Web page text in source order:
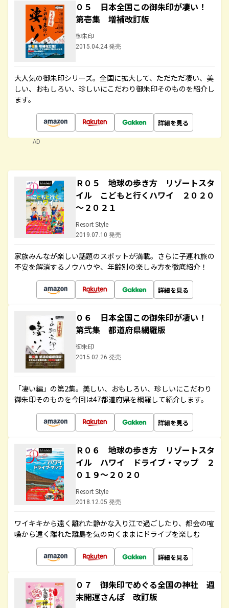
０５ 日本全国この御朱印が凄い！
第壱集 増補改訂版
御朱印
2015.04.24 発売
大人気の御朱印シリーズ。全国に拡大して、ただただ凄い、美
しい、おもしろい、珍しいにこだわり御朱印そのものを紹介し
ます。
詳細を見る
AD
Ｒ０５ 地球の歩き方 リゾートスタ
イル こどもと行くハワイ ２０２０
～２０２１
Resort Style
2019.07.10 発売
家族みんなが楽しい話題のスポットが満載。さらに子連れ旅の
不安を解消するノウハウや、年齢別の楽しみ方を徹底紹介！
詳細を見る
０６ 日本全国この御朱印が凄い！
第弐集 都道府県網羅版
御朱印
2015.02.26 発売
「凄い編」の第2集。美しい、おもしろい、珍しいにこだわり
御朱印そのものを今回は47都道府県を網羅して紹介します。
詳細を見る
Ｒ０６ 地球の歩き方 リゾートスタ
イル ハワイ ドライブ・マップ ２
０１９～２０２０
Resort Style
2018.12.05 発売
ワイキキから遠く離れた静かな入り江で過ごしたり、都会の喧
噪から遠く離れた離島を気の向くままにドライブを楽しむ
詳細を見る
０７ 御朱印でめぐる全国の神社 週
末開運さんぽ 改訂版